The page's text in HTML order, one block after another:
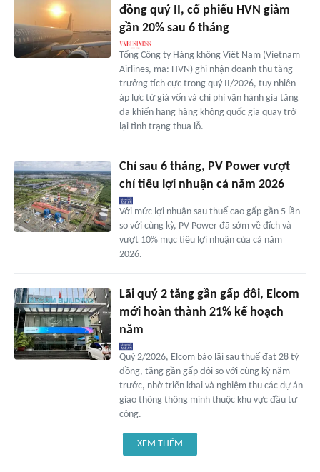
đồng quý II, cổ phiếu HVN giảm
gần 20% sau 6 tháng
Tổng Công ty Hàng không Việt Nam (Vietnam
Airlines, mã: HVN) ghi nhận doanh thu tăng
trưởng tích cực trong quý II/2026, tuy nhiên
áp lực từ giá vốn và chi phí vận hành gia tăng
đã khiến hãng hàng không quốc gia quay trở
lại tình trạng thua lỗ.
Chỉ sau 6 tháng, PV Power vượt
chỉ tiêu lợi nhuận cả năm 2026
Với mức lợi nhuận sau thuế cao gấp gần 5 lần
so với cùng kỳ, PV Power đã sớm về đích và
vượt 10% mục tiêu lợi nhuận của cả năm
2026.
Lãi quý 2 tăng gần gấp đôi, Elcom
mới hoàn thành 21% kế hoạch
năm
Quý 2/2026, Elcom báo lãi sau thuế đạt 28 tỷ
đồng, tăng gần gấp đôi so với cùng kỳ năm
trước, nhờ triển khai và nghiệm thu các dự án
giao thông thông minh thuộc khu vực đầu tư
công.
XEM THÊM